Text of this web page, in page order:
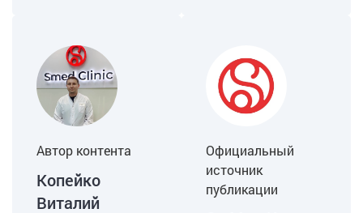
Автор контента
Копейко
Виталий
Официальный
источник
публикации